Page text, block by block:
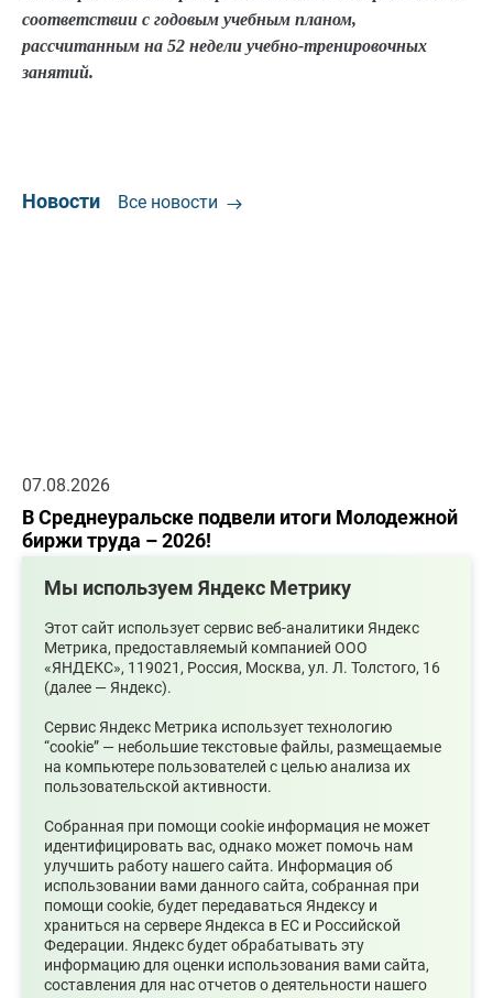
соответствии с годовым учебным планом,
рассчитанным на 52 недели учебно-тренировочных
занятий.
Новости Все новости
07.08.2026
В Среднеуральске подвели итоги Молодежной
биржи труда – 2026!
Ожидаются сильные ливни
Мы используем Яндекс Метрику
Этот сайт использует сервис веб-аналитики Яндекс
Метрика, предоставляемый компанией ООО
«ЯНДЕКС», 119021, Россия, Москва, ул. Л. Толстого, 16
(далее — Яндекс).
Сервис Яндекс Метрика использует технологию
“cookie” — небольшие текстовые файлы, размещаемые
на компьютере пользователей с целью анализа их
пользовательской активности.
Собранная при помощи cookie информация не может
идентифицировать вас, однако может помочь нам
улучшить работу нашего сайта. Информация об
использовании вами данного сайта, собранная при
помощи cookie, будет передаваться Яндексу и
храниться на сервере Яндекса в ЕС и Российской
Федерации. Яндекс будет обрабатывать эту
информацию для оценки использования вами сайта,
составления для нас отчетов о деятельности нашего